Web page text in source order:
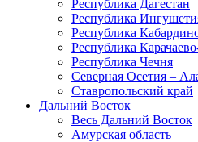
Республика Дагестан
Республика
Республика
Республика
Республика Чечня
Северная Осетия –
Ставропольский край
Дальний Восток
Весь Дальний Восток
Амурская область